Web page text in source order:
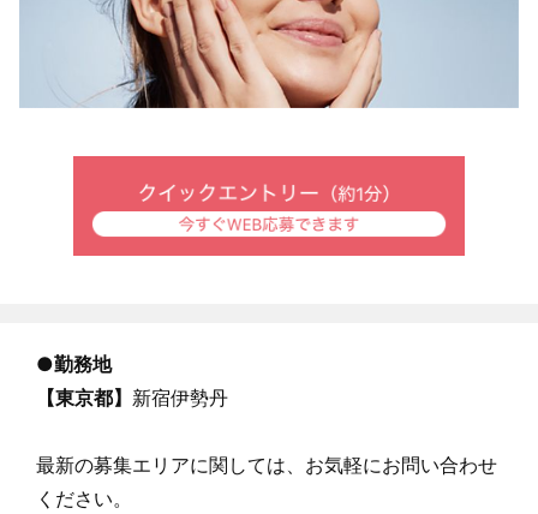
●勤務地
【東京都】 新宿伊勢丹
最新の募集エリアに関しては、お気軽にお問い合わせ
ください。